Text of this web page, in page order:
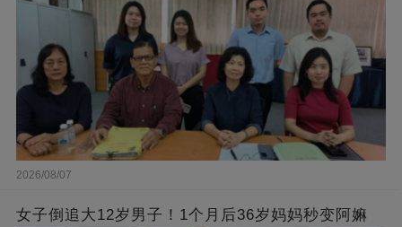
2026/08/07
女子倒追大12岁男子！1个月后36岁妈妈秒变阿嫲